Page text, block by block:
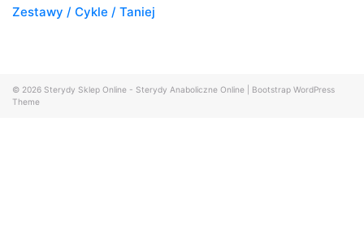
Zestawy / Cykle / Taniej
© 2026 Sterydy Sklep Online - Sterydy Anaboliczne Online
Bootstrap WordPress
Theme